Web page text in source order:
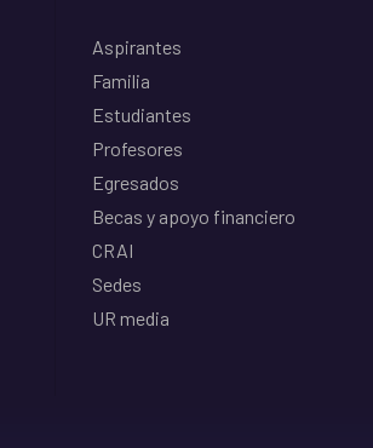
Aspirantes
Familia
Estudiantes
Profesores
Egresados
Becas y apoyo financiero
CRAI
Sedes
UR media